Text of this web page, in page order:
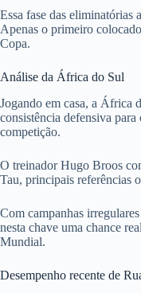
Essa fase das eliminatórias
Apenas o primeiro
Copa.
Análise da África do Sul
Jogando em casa, a África
consistência defensiva
competição.
O treinador Hugo Broos
Tau, principais referências
Com campanhas
nesta chave uma chance
Mundial.
Desempenho recente de